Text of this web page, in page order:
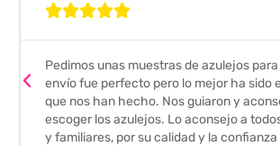

Pedimos unas muestras de azulejos para
envío fue perfecto pero lo mejor ha sido
que nos han hecho. Nos guiaron y
escoger los azulejos. Lo aconsejo a
y familiares, por su calidad y la